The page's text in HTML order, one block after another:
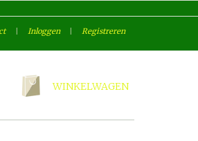
Inloggen Registreren
WINKELWAGEN